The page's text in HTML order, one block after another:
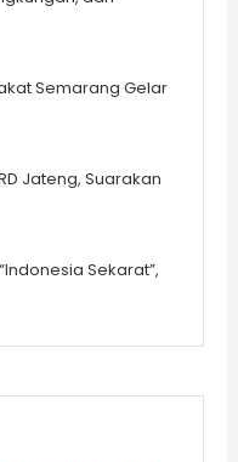
Semarang Gelar
Jateng, Suarakan
Sekarat”,